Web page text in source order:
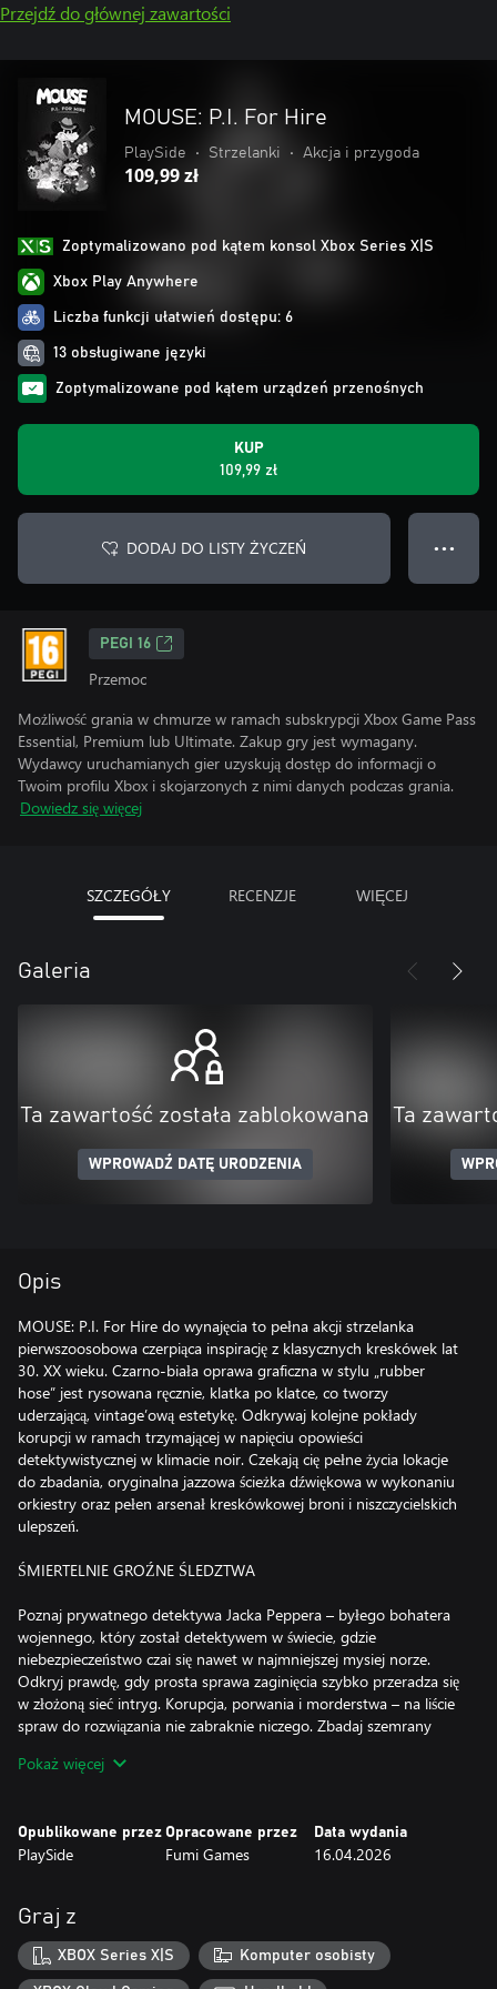
Przejdź do głównej zawartości
MOUSE: P.I. For Hire
PlaySide • Strzelanki • Akcja i przygoda
109,99 zł
Zoptymalizowano pod kątem konsol Xbox Series X|S
Xbox Play Anywhere
Liczba funkcji ułatwień dostępu: 6
13 obsługiwane języki
Zoptymalizowane pod kątem urządzeń przenośnych
KUP
109,99 zł
DODAJ DO LISTY ŻYCZEŃ ● ● ●
PEGI 16
Przemoc
Możliwość grania w chmurze w ramach subskrypcji Xbox Game Pass
Essential, Premium lub Ultimate. Zakup gry jest wymagany.
Wydawcy uruchamianych gier uzyskują dostęp do informacji o
Twoim profilu Xbox i skojarzonych z nimi danych podczas grania.
Dowiedz się więcej
SZCZEGÓŁY RECENZJE WIĘCEJ
Galeria
Ta zawartość została zablokowana
WPROWADŹ DATĘ URODZENIA
Ta
Opis
MOUSE: P.I. For Hire do wynajęcia to pełna akcji strzelanka
pierwszoosobowa czerpiąca inspirację z klasycznych kreskówek lat
30. XX wieku. Czarno-biała oprawa graficzna w stylu „rubber
hose” jest rysowana ręcznie, klatka po klatce, co tworzy
uderzającą, vintage’ową estetykę. Odkrywaj kolejne pokłady
korupcji w ramach trzymającej w napięciu opowieści
detektywistycznej w klimacie noir. Czekają cię pełne życia lokacje
do zbadania, oryginalna jazzowa ścieżka dźwiękowa w wykonaniu
orkiestry oraz pełen arsenał kreskówkowej broni i niszczycielskich
ulepszeń.
ŚMIERTELNIE GROŹNE ŚLEDZTWA
Poznaj prywatnego detektywa Jacka Peppera – byłego bohatera
wojennego, który został detektywem w świecie, gdzie
niebezpieczeństwo czai się nawet w najmniejszej mysiej norze.
Odkryj prawdę, gdy prosta sprawa zaginięcia szybko przeradza się
w złożoną sieć intryg. Korupcja, porwania i morderstwa – na liście
spraw do rozwiązania nie zabraknie niczego. Zbadaj szemrany
skorumpowanymi glinami. Odkrywaj wskazówki, które ujawnią
KRESKÓWKOWY ARSENAŁ
każda broń w arsenale Peppera została stworzona z myślą o
sianiu nieustającego kreskówkowego spustoszenia. Uzbrój się w
klasyczne giwery z twórczymi akcentami oraz eksperymentalną
broń palną. Używaj potężnych ulepszeń, gdy potrzebujesz
Pokaż więcej
Opublikowane przez
PlaySide
Opracowane przez
Fumi Games
Data wydania
16.04.2026
Graj z
XBOX Series X|S Komputer osobisty